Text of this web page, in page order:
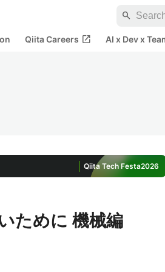
search
Qiita Careers open_in_new AI x Dev x
Qiita Tech Festa2026
ために 機械編